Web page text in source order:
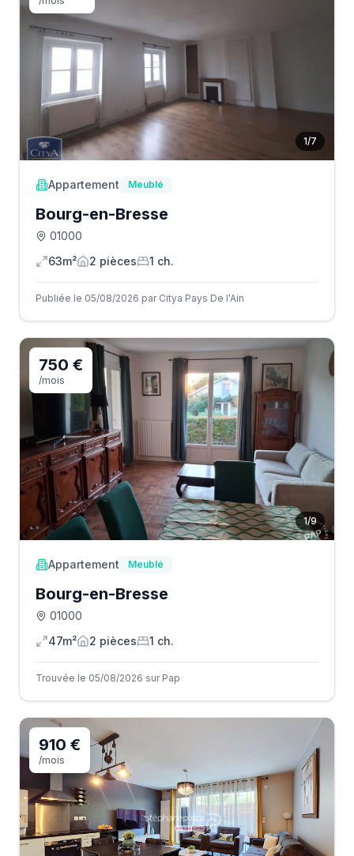
1/7
Appartement Meublé
Bourg-en-Bresse
01000
63m²
2 pièces 1 ch.
Publiée le 05/08/2026 par Citya Pays De l'Ain
1/9
750 €
/mois
Appartement Meublé
Bourg-en-Bresse
01000
47m²
2 pièces 1 ch.
Trouvée le 05/08/2026 sur Pap
910 €
/mois